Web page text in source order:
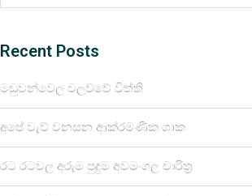
Recent Posts
මඩුවන්වෙල වලව්වේ විත්ති
අපේ වැව් වනසන ආක්රමණික ශාක
රට රටවල අරුම පුදුම අවමංගල චාරිත්‍ර